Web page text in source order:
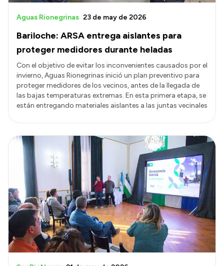
Bariloche: ARSA entrega aislantes para
proteger medidores durante heladas
Aguas Rionegrinas 23 de may de 2026
Con el objetivo de evitar los inconvenientes causados por el
invierno, Aguas Rionegrinas inició un plan preventivo para
proteger medidores de los vecinos, antes de la llegada de
las bajas temperaturas extremas. En esta primera etapa, se
están entregando materiales aislantes a las juntas vecinales